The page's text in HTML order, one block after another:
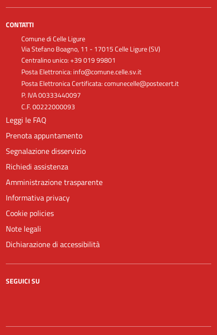
CONTATTI
Comune di Celle Ligure
Via Stefano Boagno, 11 - 17015 Celle Ligure (SV)
Centralino unico: +39 019 99801
Posta Elettronica: info@comune.celle.sv.it
Posta Elettronica Certificata: comunecelle@postecert.it
P. IVA 00333440097
C.F. 00222000093
Leggi le FAQ
Prenota appuntamento
Segnalazione disservizio
Richiedi assistenza
Amministrazione trasparente
Informativa privacy
Cookie policies
Note legali
Dichiarazione di accessibilità
SEGUICI SU